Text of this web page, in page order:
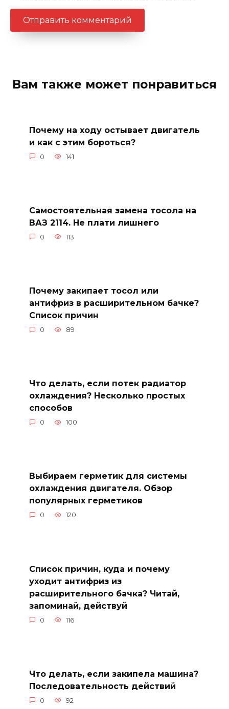
Вам также может понравиться
Почему на ходу остывает двигатель
и как с этим бороться?
0 141
Самостоятельная замена тосола на
ВАЗ 2114. Не плати лишнего
0 113
Почему закипает тосол или
антифриз в расширительном бачке?
Список причин
0 89
Что делать, если потек радиатор
охлаждения? Несколько простых
способов
0 100
Выбираем герметик для системы
охлаждения двигателя. Обзор
популярных герметиков
0 120
Список причин, куда и почему
уходит антифриз из
расширительного бачка? Читай,
запоминай, действуй
0 116
Что делать, если закипела машина?
Последовательность действий
0 92